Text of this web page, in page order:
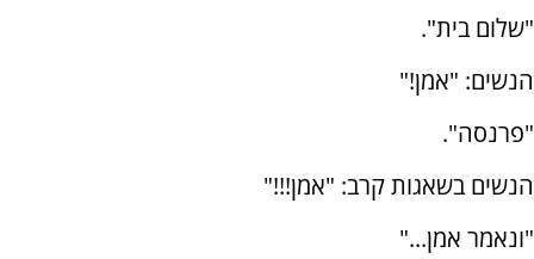
"שלום בית".
הנשים: "אמן!"
"פרנסה".
הנשים בשאגות קרב: "אמן!!!"
"ונאמר אמן..."